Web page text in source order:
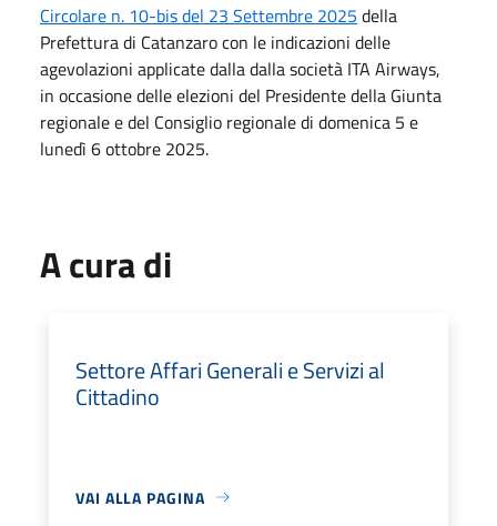
Circolare n. 10-bis del 23 Settembre 2025 della
Prefettura di Catanzaro con le indicazioni delle
agevolazioni applicate dalla dalla società ITA Airways,
in occasione delle elezioni del Presidente della Giunta
regionale e del Consiglio regionale di domenica 5 e
lunedì 6 ottobre 2025.
A cura di
Settore Affari Generali e Servizi al
Cittadino
VAI ALLA PAGINA